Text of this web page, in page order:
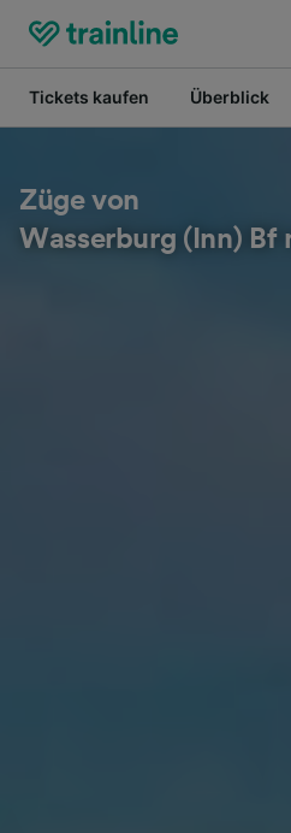
Tickets kaufen Überblick
Züge von
Wasserburg (Inn) Bf